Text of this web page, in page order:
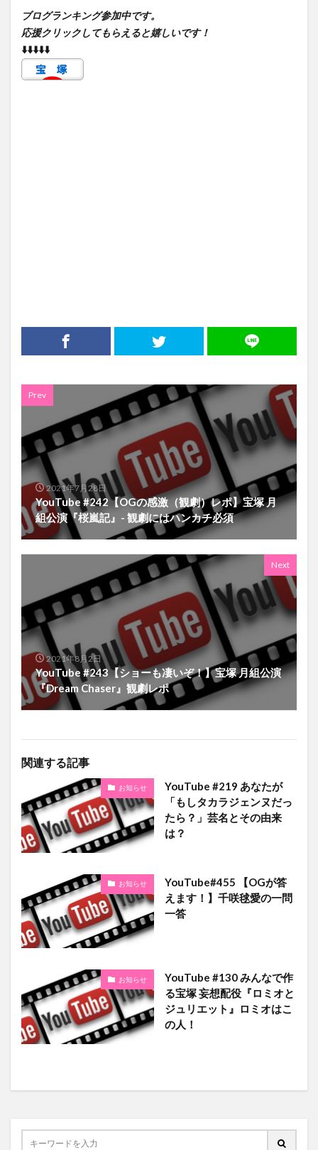
ブログランキング参加中です。
応援クリックしてもらえると嬉しいです！
⬇️⬇️⬇️⬇️⬇️
Prev
2021年7月28日
YouTube #242【OGの感激（観劇）レポ】宝塚 月
組公演『桜嵐記』- 観劇にはハンカチ必須
Next
2021年8月2日
YouTube #243【ショーも凄いぞ！】宝塚 月組公演
『Dream Chaser』観劇レポ
関連する記事
お知らせ
YouTube #219 あなたが
「もしタカラジェンヌだっ
たら？」芸名とその由来
は？
お知らせ
YouTube#455 【OGが答
えます！】千咲毬愛の一問
一答
お知らせ
YouTube #130 みんなで作
る宝塚 妄想配役『ロミオと
ジュリエット』ロミオはこ
の人！